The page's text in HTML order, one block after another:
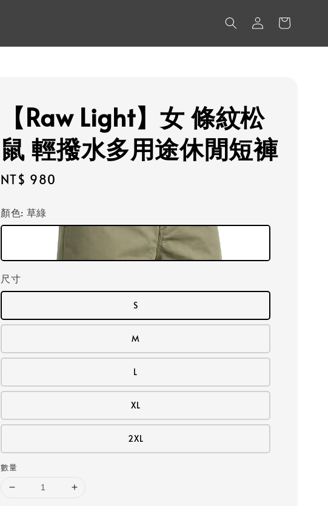
【Raw Light】女 條紋松
鼠 輕撥水多用途休閒短褲
Regular
NT$ 980
顏色: 草綠
尺寸
S
M
L
XL
2XL
數量